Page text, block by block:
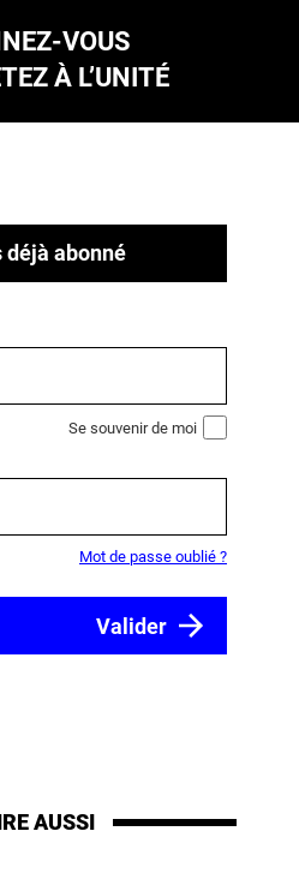
VOUS
À L’UNITÉ
déjà abonné
Se souvenir de moi
Mot de passe oublié ?
AUSSI